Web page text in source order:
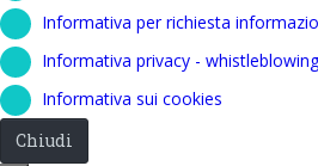
Informativa per richiesta
Informativa privacy - whistleblowing
Informativa sui cookies
Chiudi